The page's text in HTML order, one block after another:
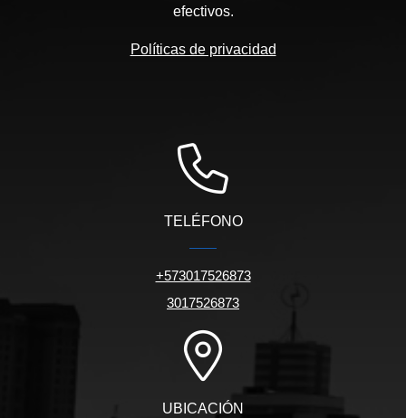
efectivos.
Políticas de privacidad
TELÉFONO
+573017526873
3017526873
UBICACIÓN